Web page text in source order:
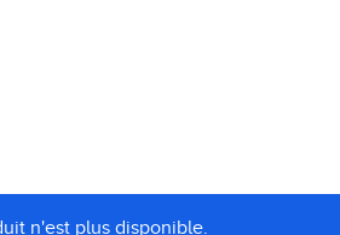
n'est plus disponible.